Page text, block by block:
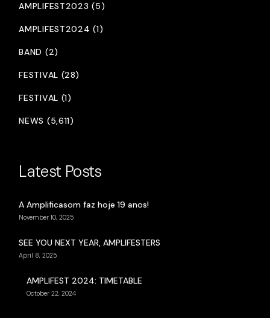
AMPLIFEST2023 (5)
AMPLIFEST2024 (1)
BAND (2)
FESTIVAL (28)
FESTIVAL (1)
NEWS (5,611)
Latest Posts
A Amplificasom faz hoje 19 anos!
November 10, 2025
SEE YOU NEXT YEAR, AMPLIFESTERS
April 8, 2025
AMPLIFEST 2024: TIMETABLE
October 22, 2024